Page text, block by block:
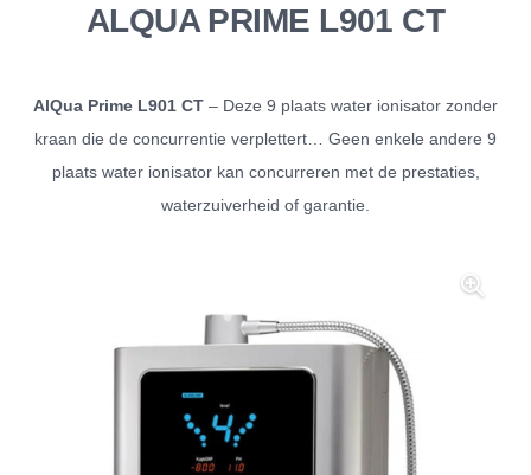
ALQUA PRIME L901 CT
AlQua Prime L901 CT – Deze 9 plaats water ionisator zonder
kraan die de concurrentie verplettert… Geen enkele andere 9
plaats water ionisator kan concurreren met de prestaties,
waterzuiverheid of garantie.